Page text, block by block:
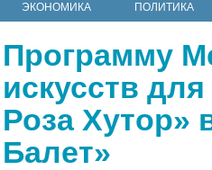
ЭКОНОМИКА ПОЛИТИКА
Программу
искусств
Роза Хутор»
Балет»